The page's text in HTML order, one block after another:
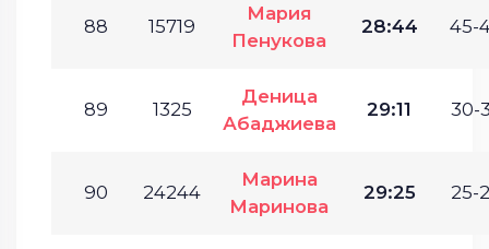
88 15719
Мария
Пенукова
28:44 45-
89 1325
Деница
Абаджиева
29:11 30-
90 24244
Марина
Маринова
29:25 25-